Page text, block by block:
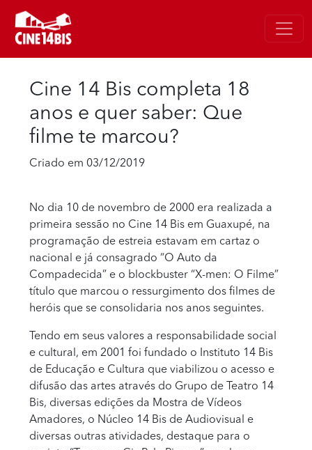
Cine 14 Bis completa 18
anos e quer saber: Que
filme te marcou?
Criado em 03/12/2019
No dia 10 de novembro de 2000 era realizada a
primeira sessão no Cine 14 Bis em Guaxupé, na
programação de estreia estavam em cartaz o
nacional e já consagrado “O Auto da
Compadecida” e o blockbuster “X-men: O Filme”
título que marcou o ressurgimento dos filmes de
heróis que se consolidaria nos anos seguintes.
Tendo em seus valores a responsabilidade social
e cultural, em 2001 foi fundado o Instituto 14 Bis
de Educação e Cultura que viabilizou o acesso e
difusão das artes através do Grupo de Teatro 14
Bis, diversas edições da Mostra de Vídeos
Amadores, o Núcleo 14 Bis de Audiovisual e
diversas outras atividades, destaque para o